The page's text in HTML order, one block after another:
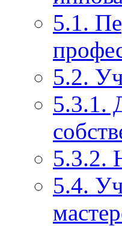
5.1.
5.2.
5.3.1.
5.3.2.
5.4.